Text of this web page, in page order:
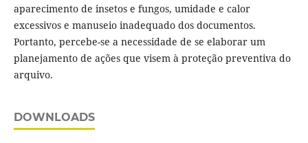
aparecimento de insetos e fungos, umidade e calor
excessivos e manuseio inadequado dos documentos.
Portanto, percebe-se a necessidade de se elaborar um
planejamento de ações que visem à proteção preventiva do
arquivo.
DOWNLOADS